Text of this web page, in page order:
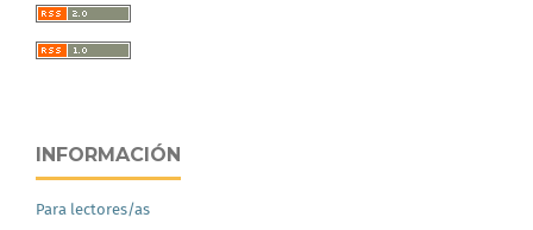
INFORMACIÓN
Para lectores/as